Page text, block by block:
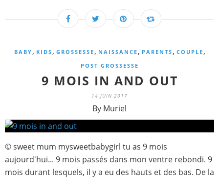
BABY , KIDS , GROSSESSE , NAISSANCE , PARENTS , COUPLE ,
POST GROSSESSE
9 MOIS IN AND OUT
14 JUIN 2017
By Muriel
© sweet mum mysweetbabygirl tu as 9 mois
aujourd'hui... 9 mois passés dans mon ventre rebondi. 9
mois durant lesquels, il y a eu des hauts et des bas. De la